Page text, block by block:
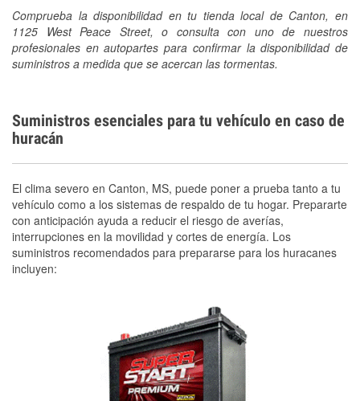
Comprueba la disponibilidad en tu tienda local de Canton, en
1125 West Peace Street, o consulta con uno de nuestros
profesionales en autopartes para confirmar la disponibilidad de
suministros a medida que se acercan las tormentas.
Suministros esenciales para tu vehículo en caso de
huracán
El clima severo en Canton, MS, puede poner a prueba tanto a tu
vehículo como a los sistemas de respaldo de tu hogar. Prepararte
con anticipación ayuda a reducir el riesgo de averías,
interrupciones en la movilidad y cortes de energía. Los
suministros recomendados para prepararse para los huracanes
incluyen: